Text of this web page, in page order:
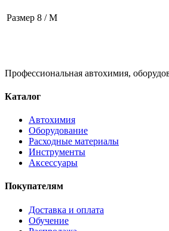
Размер 8 / M
Профессиональная автохимия,
Каталог
Автохимия
Оборудование
Расходные материалы
Инструменты
Аксессуары
Покупателям
Доставка и оплата
Обучение